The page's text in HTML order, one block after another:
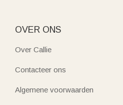
OVER ONS
Over Callie
Contacteer ons
Algemene voorwaarden